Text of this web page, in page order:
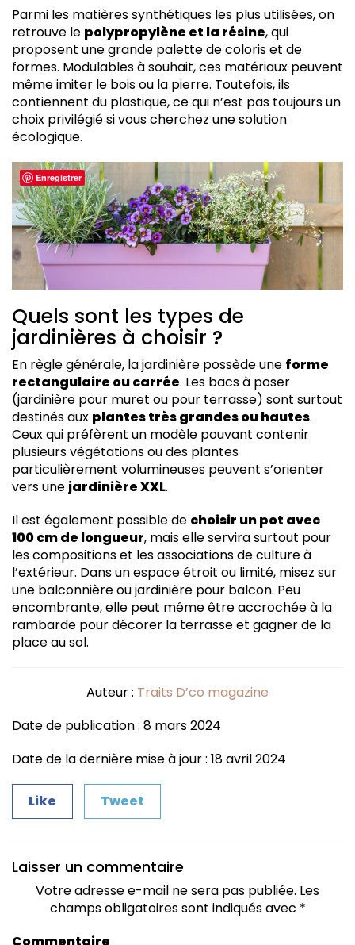
Parmi les matières synthétiques les plus utilisées, on
retrouve le polypropylène et la résine, qui
proposent une grande palette de coloris et de
formes. Modulables à souhait, ces matériaux peuvent
même imiter le bois ou la pierre. Toutefois, ils
contiennent du plastique, ce qui n’est pas toujours un
choix privilégié si vous cherchez une solution
écologique.
Quels sont les types de
jardinières à choisir ?
En règle générale, la jardinière possède une forme
rectangulaire ou carrée. Les bacs à poser
(jardinière pour muret ou pour terrasse) sont surtout
destinés aux plantes très grandes ou hautes.
Ceux qui préfèrent un modèle pouvant contenir
plusieurs végétations ou des plantes
particulièrement volumineuses peuvent s’orienter
vers une jardinière XXL.
Il est également possible de choisir un pot avec
100 cm de longueur, mais elle servira surtout pour
les compositions et les associations de culture à
l’extérieur. Dans un espace étroit ou limité, misez sur
une balconnière ou jardinière pour balcon. Peu
encombrante, elle peut même être accrochée à la
rambarde pour décorer la terrasse et gagner de la
place au sol.
Auteur : Traits D’co magazine
Date de publication : 8 mars 2024
Date de la dernière mise à jour : 18 avril 2024
Like Tweet
Laisser un commentaire
Votre adresse e-mail ne sera pas publiée. Les
champs obligatoires sont indiqués avec *
Enregistrer